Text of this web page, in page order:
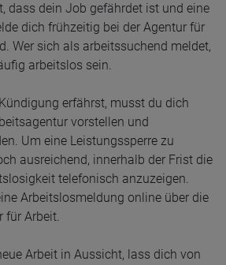
dass dein Job gefährdet ist und eine
dich frühzeitig bei der Agentur für
Wer sich als arbeitssuchend meldet,
arbeitslos sein.
erfährst, musst du dich
vorstellen und
Um eine Leistungssperre zu
ausreichend, innerhalb der Frist die
telefonisch anzuzeigen.
Arbeitslosmeldung online über die
für Arbeit.
Arbeit in Aussicht, lass dich von